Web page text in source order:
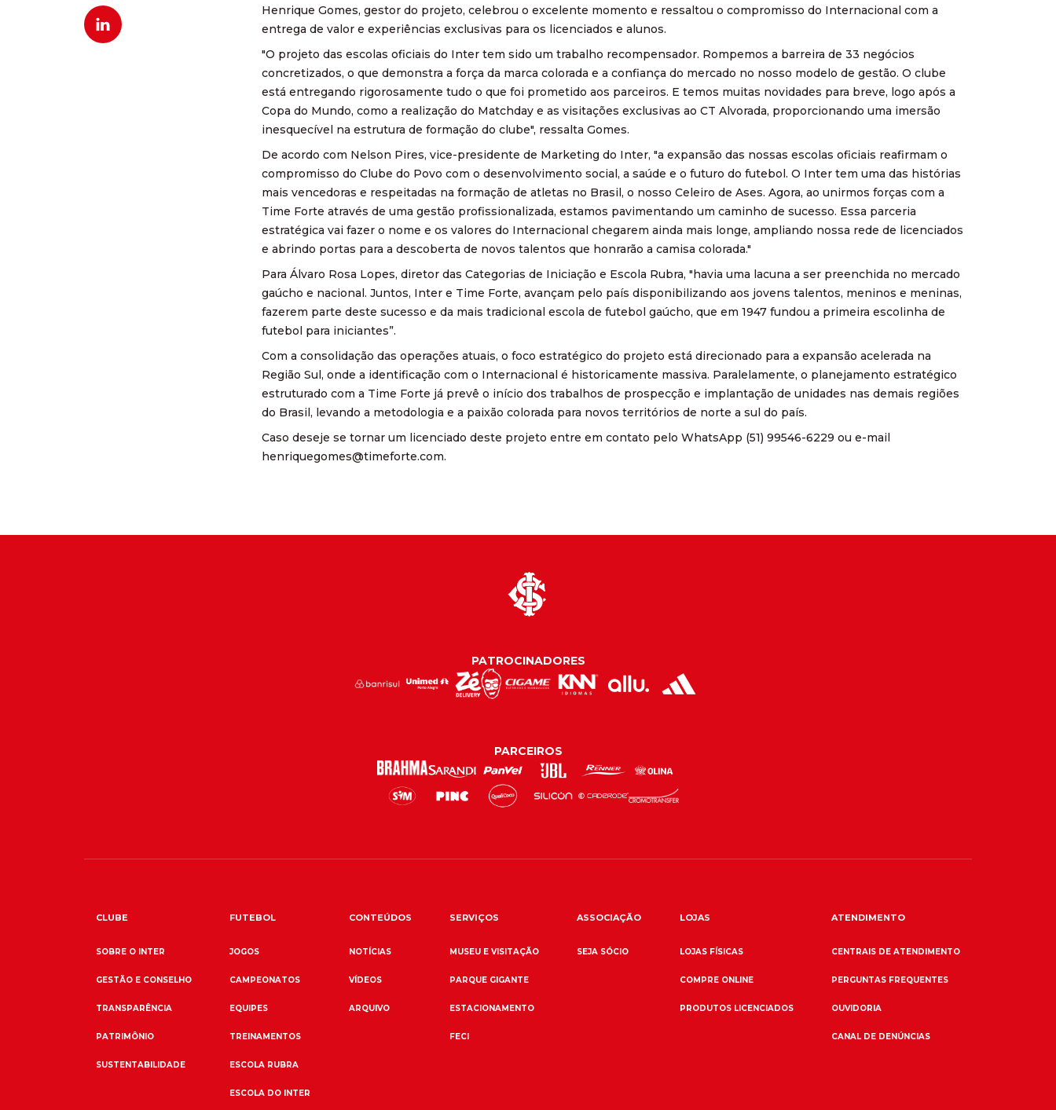
Henrique Gomes, gestor do projeto, celebrou o excelente momento e ressaltou o compromisso do Internacional com a
entrega de valor e experiências exclusivas para os licenciados e alunos.
"O projeto das escolas oficiais do Inter tem sido um trabalho recompensador. Rompemos a barreira de 33 negócios
concretizados, o que demonstra a força da marca colorada e a confiança do mercado no nosso modelo de gestão. O clube
está entregando rigorosamente tudo o que foi prometido aos parceiros. E temos muitas novidades para breve, logo após a
Copa do Mundo, como a realização do Matchday e as visitações exclusivas ao CT Alvorada, proporcionando uma imersão
inesquecível na estrutura de formação do clube", ressalta Gomes.
De acordo com Nelson Pires, vice-presidente de Marketing do Inter, "a expansão das nossas escolas oficiais reafirmam o
compromisso do Clube do Povo com o desenvolvimento social, a saúde e o futuro do futebol. O Inter tem uma das histórias
mais vencedoras e respeitadas na formação de atletas no Brasil, o nosso Celeiro de Ases. Agora, ao unirmos forças com a
Time Forte através de uma gestão profissionalizada, estamos pavimentando um caminho de sucesso. Essa parceria
estratégica vai fazer o nome e os valores do Internacional chegarem ainda mais longe, ampliando nossa rede de licenciados
e abrindo portas para a descoberta de novos talentos que honrarão a camisa colorada."
Para Álvaro Rosa Lopes, diretor das Categorias de Iniciação e Escola Rubra, "havia uma lacuna a ser preenchida no mercado
gaúcho e nacional. Juntos, Inter e Time Forte, avançam pelo país disponibilizando aos jovens talentos, meninos e meninas,
fazerem parte deste sucesso e da mais tradicional escola de futebol gaúcho, que em 1947 fundou a primeira escolinha de
futebol para iniciantes”.
Com a consolidação das operações atuais, o foco estratégico do projeto está direcionado para a expansão acelerada na
Região Sul, onde a identificação com o Internacional é historicamente massiva. Paralelamente, o planejamento estratégico
estruturado com a Time Forte já prevê o início dos trabalhos de prospecção e implantação de unidades nas demais regiões
do Brasil, levando a metodologia e a paixão colorada para novos territórios de norte a sul do país.
Caso deseje se tornar um licenciado deste projeto entre em contato pelo WhatsApp (51) 99546-6229 ou e-mail
henriquegomes@timeforte.com.
PATROCINADORES
PARCEIROS
CLUBE
SOBRE O INTER
GESTÃO E CONSELHO
TRANSPARÊNCIA
PATRIMÔNIO
SUSTENTABILIDADE
FUTEBOL
JOGOS
CAMPEONATOS
EQUIPES
TREINAMENTOS
ESCOLA RUBRA
ESCOLA DO INTER
CONTEÚDOS
NOTÍCIAS
VÍDEOS
ARQUIVO
SERVIÇOS
MUSEU E VISITAÇÃO
PARQUE GIGANTE
ESTACIONAMENTO
FECI
ASSOCIAÇÃO
SEJA SÓCIO
LOJAS
LOJAS FÍSICAS
COMPRE ONLINE
PRODUTOS LICENCIADOS
ATENDIMENTO
CENTRAIS DE ATENDIMENTO
PERGUNTAS FREQUENTES
OUVIDORIA
CANAL DE DENÚNCIAS